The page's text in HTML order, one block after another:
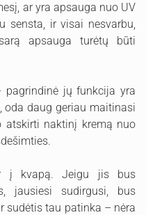
ar yra apsauga nuo UV
sensta, ir visai nesvarbu,
apsauga turėtų būti
pagrindinė jų funkcija yra
oda daug geriau maitinasi
atskirti naktinį kremą nuo
į kvapą. Jeigu jis bus
jausiesi sudirgusi, bus
sudėtis tau patinka – nėra